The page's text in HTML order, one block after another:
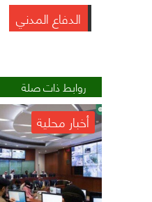
الدفاع المدني
روابط ذات صلة
أخبار محلية